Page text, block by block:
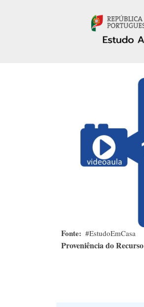
Fonte #EstudoEmCasa
Proveniência do Recurso